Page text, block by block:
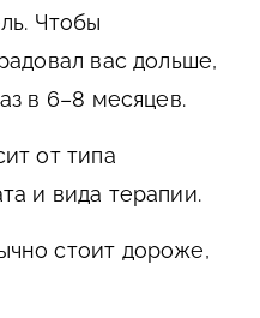
Чтобы
вас дольше,
в 6–8 месяцев.
от типа
и вида терапии.
стоит дороже,